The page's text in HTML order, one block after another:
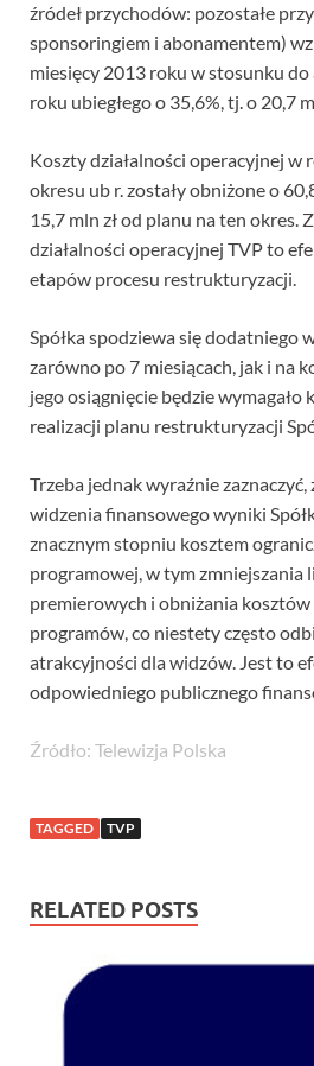
źródeł przychodów: pozostałe
sponsoringiem i abonamentem)
miesięcy 2013 roku w stosunku
roku ubiegłego o 35,6%, tj. o 20,7
Koszty działalności operacyjnej w
okresu ub r. zostały obniżone o
15,7 mln zł od planu na ten okres.
działalności operacyjnej TVP to
etapów procesu restrukturyzacji.
Spółka spodziewa się dodatniego
zarówno po 7 miesiącach, jak i na
jego osiągnięcie będzie wymagało
realizacji planu restrukturyzacji
Trzeba jednak wyraźnie
widzenia finansowego wyniki
znacznym stopniu kosztem
programowej, w tym zmniejszania
premierowych i obniżania
programów, co niestety często
atrakcyjności dla widzów. Jest to
odpowiedniego publicznego
Źródło: Telewizja Polska
TAGGED TVP
RELATED POSTS